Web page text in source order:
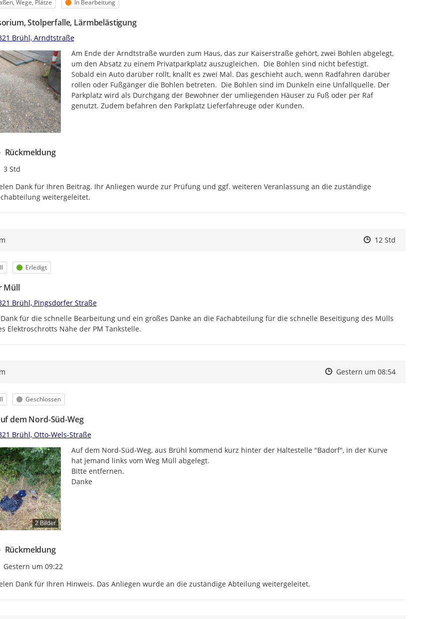
Wege, Plätze Status
In Bearbeitung
Stolperfalle, Lärmbelästigung
Brühl, Arndtstraße
Am Ende der Arndtstraße wurden zum Haus, das zur Kaiserstraße gehört, zwei Bohlen abgelegt,
um den Absatz zu einem Privatparkplatz auszugleichen.  Die Bohlen sind nicht befestigt.
Sobald ein Auto darüber rollt, knallt es zwei Mal. Das geschieht auch, wenn Radfahren darüber
rollen oder Fußgänger die Bohlen betreten.  Die Bohlen sind im Dunkeln eine Unfallquelle. Der
Parkplatz wird als Durchgang der Bewohner der umliegenden Häuser zu Fuß oder per Raf
genutzt. Zudem befahren den Parkplatz Lieferfahreuge oder Kunden.
Rückmeldung
Zeitpunkt des Erstellens
3 Std
Dank für Ihren Beitrag. Ihr Anliegen wurde zur Prüfung und ggf. weiteren Veranlassung an die zuständige
weitergeleitet.
Zeitpunkt des
Zeitpunkt des
12 StdZur Äußerung
Status
Erledigt
Müll
Brühl, Pingsdorfer Straße
für die schnelle Bearbeitung und ein großes Danke an die Fachabteilung für die schnelle Beseitigung des Mülls
Elektroschrotts Nähe der PM Tankstelle.
Zeitpunkt des Erstellens
Zeitpunkt des Erstellens
Gestern um 08:54Zur Äußerung
Status
Geschlossen
dem Nord-Süd-Weg
Brühl, Otto-Wels-Straße
2 Bilder
Auf dem Nord-Süd-Weg, aus Brühl kommend kurz hinter der Haltestelle "Badorf", in der Kurve
hat jemand links vom Weg Müll abgelegt.
Bitte entfernen.
Danke
Rückmeldung
Zeitpunkt des Erstellens
Gestern um 09:22
Dank für Ihren Hinweis. Das Anliegen wurde an die zuständige Abteilung weitergeleitet.